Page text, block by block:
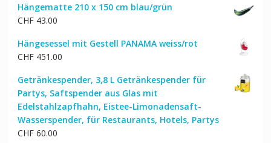
Hängematte 210 x 150 cm blau/grün
CHF43.00
Hängesessel mit Gestell PANAMA weiss/rot
CHF451.00
Getränkespender, 3,8 L Getränkespender für
Partys, Saftspender aus Glas mit
Edelstahlzapfhahn, Eistee-Limonadensaft-
Wasserspender, für Restaurants, Hotels, Partys
CHF60.00